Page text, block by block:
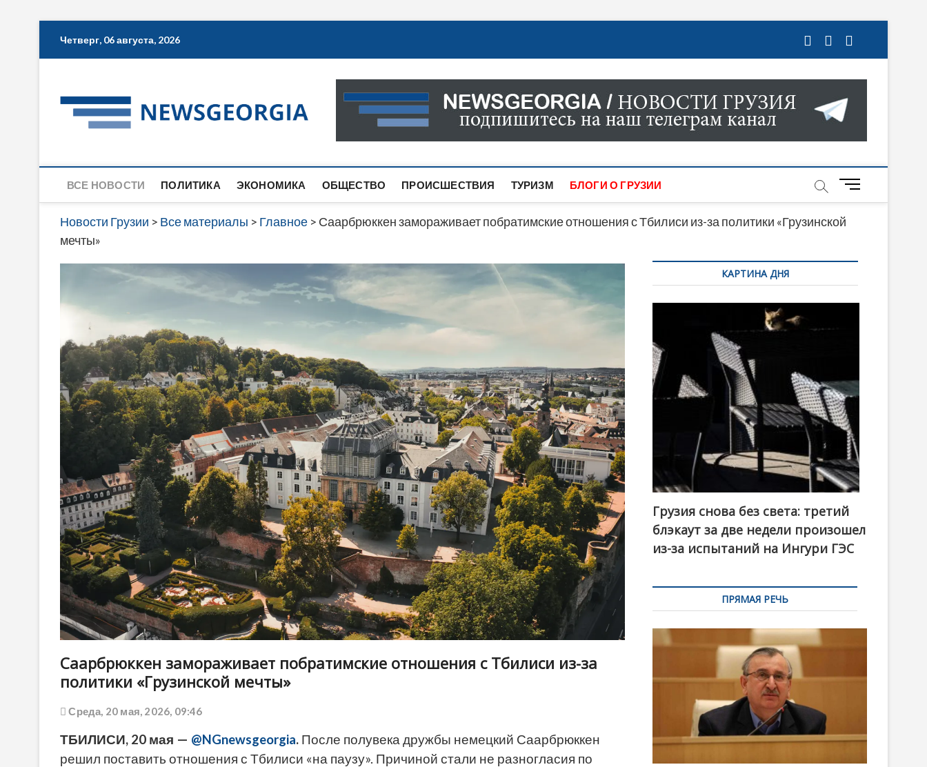
Четверг, 06 августа, 2026
Новости Грузии
САМАЯ АКТУАЛЬНАЯ ИНФОРМАЦИЯ О СОБЫТИЯХ В ГРУЗИИ. НОВОСТИ ГРУЗИИ ОНЛАЙН. НА
САЙТЕ ВЫ НАЙДЕТЕ НОВОСТИ ПОЛИТИКИ, ЭКОНОМИКИ, КУЛЬТУРЫ, СПОРТА И МНОГОЕ
ВСЕ НОВОСТИ ПОЛИТИКА ЭКОНОМИКА ОБЩЕСТВО ПРОИСШЕСТВИЯ ТУРИЗМ БЛОГИ О ГРУЗИИ
M
e
n
Новости Грузии > Все материалы > Главное > Саарбрюккен замораживает побратимские отношения с Тбилиси из-за политики «Грузинской
мечты»
Саарбрюккен замораживает побратимские отношения с Тбилиси из-за
политики «Грузинской мечты»
Среда, 20 мая, 2026, 09:46
ТБИЛИСИ, 20 мая — @NGnewsgeorgia. После полувека дружбы немецкий Саарбрюккен
решил поставить отношения с Тбилиси «на паузу». Причиной стали не разногласия по
КАРТИНА ДНЯ
Грузия снова без света: третий
блэкаут за две недели произошел
из-за испытаний на Ингури ГЭС
ПРЯМАЯ РЕЧЬ